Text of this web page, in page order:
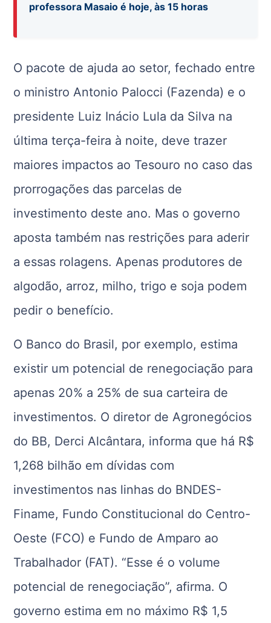
professora Masaio é hoje, às 15 horas
O pacote de ajuda ao setor, fechado entre
o ministro Antonio Palocci (Fazenda) e o
presidente Luiz Inácio Lula da Silva na
última terça-feira à noite, deve trazer
maiores impactos ao Tesouro no caso das
prorrogações das parcelas de
investimento deste ano. Mas o governo
aposta também nas restrições para aderir
a essas rolagens. Apenas produtores de
algodão, arroz, milho, trigo e soja podem
pedir o benefício.
O Banco do Brasil, por exemplo, estima
existir um potencial de renegociação para
apenas 20% a 25% de sua carteira de
investimentos. O diretor de Agronegócios
do BB, Derci Alcântara, informa que há R$
1,268 bilhão em dívidas com
investimentos nas linhas do BNDES-
Finame, Fundo Constitucional do Centro-
Oeste (FCO) e Fundo de Amparo ao
Trabalhador (FAT). “Esse é o volume
potencial de renegociação”, afirma. O
governo estima em no máximo R$ 1,5